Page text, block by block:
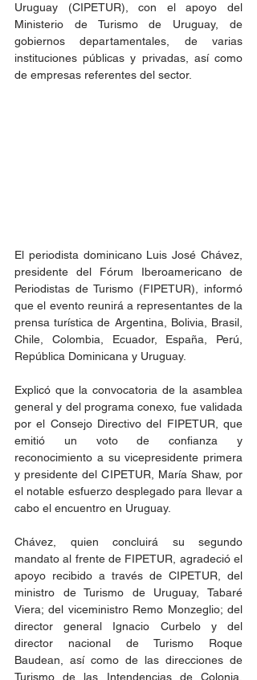
Uruguay (CIPETUR), con el apoyo del
Ministerio de Turismo de Uruguay, de
gobiernos departamentales, de varias
instituciones públicas y privadas, así como
de empresas referentes del sector.
El periodista dominicano Luis José Chávez,
presidente del Fórum Iberoamericano de
Periodistas de Turismo (FIPETUR), informó
que el evento reunirá a representantes de la
prensa turística de Argentina, Bolivia, Brasil,
Chile, Colombia, Ecuador, España, Perú,
República Dominicana y Uruguay.
Explicó que la convocatoria de la asamblea
general y del programa conexo, fue validada
por el Consejo Directivo del FIPETUR, que
emitió un voto de confianza y
reconocimiento a su vicepresidente primera
y presidente del CIPETUR, María Shaw, por
el notable esfuerzo desplegado para llevar a
cabo el encuentro en Uruguay.
Chávez, quien concluirá su segundo
mandato al frente de FIPETUR, agradeció el
apoyo recibido a través de CIPETUR, del
ministro de Turismo de Uruguay, Tabaré
Viera; del viceministro Remo Monzeglio; del
director general Ignacio Curbelo y del
director nacional de Turismo Roque
Baudean, así como de las direcciones de
Turismo de las Intendencias de Colonia,